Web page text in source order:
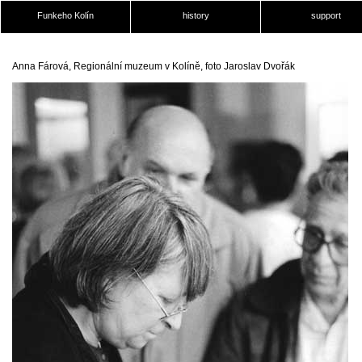
Funkeho Kolín history support
Anna Fárová, Regionální muzeum v Kolíně, foto Jaroslav Dvořák